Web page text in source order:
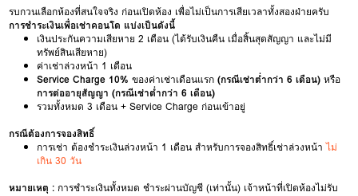
รบกวนเลือกห้องที่สนใจจริง ก่อนเปิดห้อง เพื่อไม่เป็นการเสียเวลาทั้งสองฝ่ายครับ
การชำระเงินเพื่อเช่าคอนโด แบ่งเป็นดังนี้
เงินประกันความเสียหาย 2 เดือน (ได้รับเงินคืน เมื่อสิ้นสุดสัญญา และไม่มี
ทรัพย์สินเสียหาย)
ค่าเช่าล่วงหน้า 1 เดือน
Service Charge 10% ของค่าเช่าเดือนแรก(กรณีเช่าต่ำกว่า 6 เดือน) หรือ
การต่ออายุสัญญา (กรณีเช่าต่ำกว่า 6 เดือน)
รวมทั้งหมด 3 เดือน + Service Charge ก่อนเข้าอยู่
กรณีต้องการจองสิทธิ์
การเช่า ต้องชำระเงินล่วงหน้า 1 เดือน สำหรับการจองสิทธิ์เช่าล่วงหน้าไม่
เกิน 30 วัน
หมายเหตุ : การชำระเงินทั้งหมด ชำระผ่านบัญชี (เท่านั้น) เจ้าหน้าที่เปิดห้องไม่รับ